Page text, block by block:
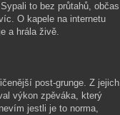
to bez průtahů, občas
O kapele na internetu
a hrála živě.
post-grunge. Z jejich
výkon zpěváka, který
jestli je to norma,